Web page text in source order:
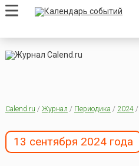
Calend.ru / Журнал / Периодика / 2024/
13 сентября 2024 года